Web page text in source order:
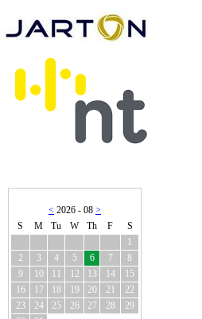
< 2026 - 08 >
S
M Tu W Th F
S
1
2
3 4 5 6 7
8
9
10 11 12 13 14
15
16
17 18 19 20 21
22
23
24 25 26 27 28
29